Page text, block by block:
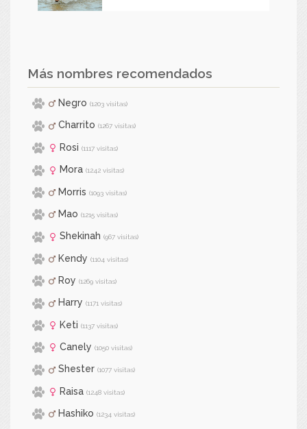
Más nombres recomendados
Negro (1203 visitas)
Charrito (1267 visitas)
Rosi (1117 visitas)
Mora (1242 visitas)
Morris (1093 visitas)
Mao (1215 visitas)
Shekinah (967 visitas)
Kendy (1104 visitas)
Roy (1269 visitas)
Harry (1171 visitas)
Keti (1137 visitas)
Canely (1050 visitas)
Shester (1077 visitas)
Raisa (1248 visitas)
Hashiko (1234 visitas)